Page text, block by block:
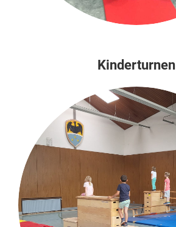
Kinderturnen